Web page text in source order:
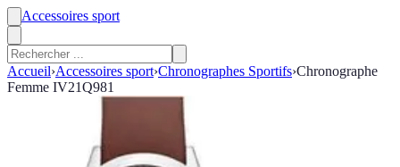
Accessoires sport
Accueil›Accessoires sport›Chronographes Sportifs›Chronographe
Femme IV21Q981